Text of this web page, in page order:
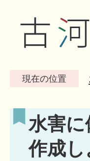
現在の位置
水害
作成し